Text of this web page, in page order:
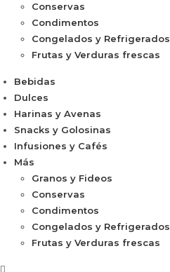
Conservas
Condimentos
Congelados y Refrigerados
Frutas y Verduras frescas
Bebidas
Dulces
Harinas y Avenas
Snacks y Golosinas
Infusiones y Cafés
Más
Granos y Fideos
Conservas
Condimentos
Congelados y Refrigerados
Frutas y Verduras frescas